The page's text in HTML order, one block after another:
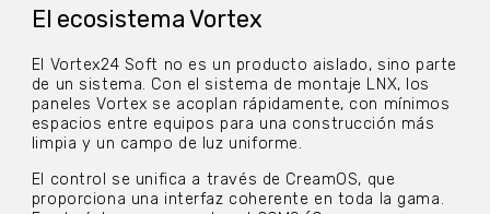
El ecosistema Vortex
El Vortex24 Soft no es un producto aislado, sino parte
de un sistema. Con el sistema de montaje LNX, los
paneles Vortex se acoplan rápidamente, con mínimos
espacios entre equipos para una construcción más
limpia y un campo de luz uniforme.
El control se unifica a través de CreamOS, que
proporciona una interfaz coherente en toda la gama.